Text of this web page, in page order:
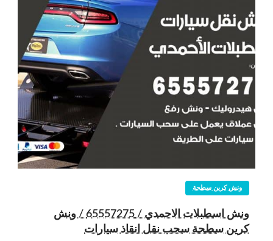
ونش كرين سطحة
ونش اسطبلات الاحمدي / 65557275 / ونش
كرين سطحة سحب نقل انقاذ سيارات